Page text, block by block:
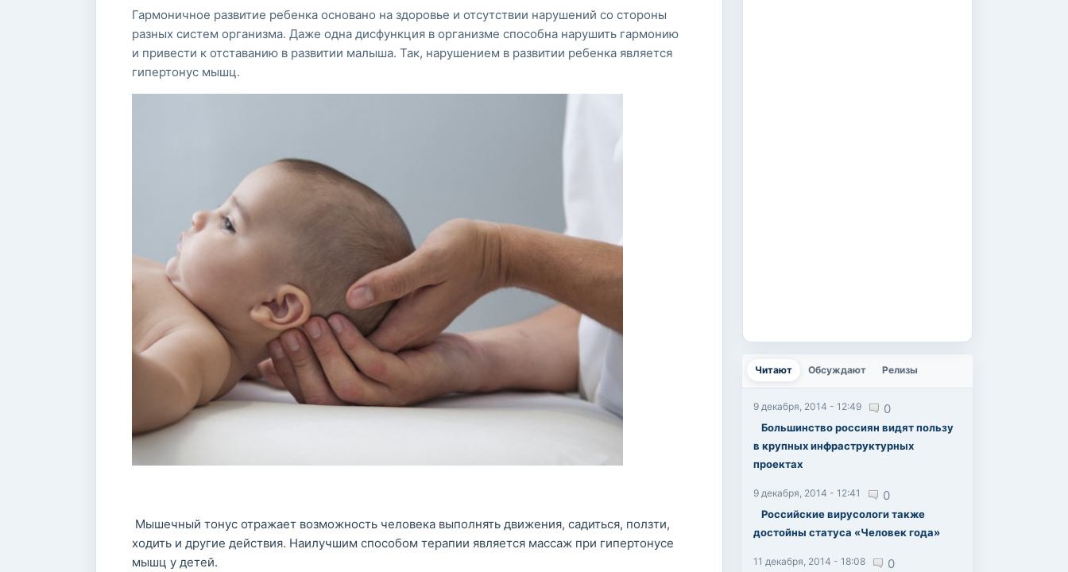
Гармоничное развитие ребенка основано на здоровье и отсутствии нарушений со стороны
разных систем организма. Даже одна дисфункция в организме способна нарушить гармонию
и привести к отставанию в развитии малыша. Так, нарушением в развитии ребенка является
гипертонус мышц.
Мышечный тонус отражает возможность человека выполнять движения, садиться, ползти,
ходить и другие действия. Наилучшим способом терапии является массаж при гипертонусе
мышц у детей.
Читают
(активная вкладка)
Обсуждают Релизы
9 декабря, 2014 - 12:49 0
Большинство россиян видят пользу
в крупных инфраструктурных
проектах
9 декабря, 2014 - 12:41 0
Российские вирусологи также
достойны статуса «Человек года»
11 декабря, 2014 - 18:08 0